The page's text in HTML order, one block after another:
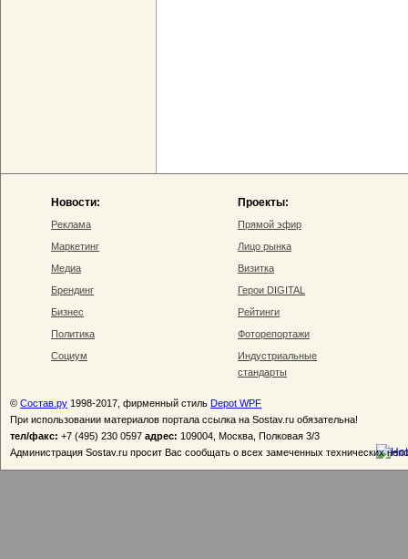
Новости:
Реклама
Маркетинг
Медиа
Брендинг
Бизнес
Политика
Социум
Проекты:
Прямой эфир
Лицо рынка
Визитка
Герои DIGITAL
Рейтинги
Фоторепортажи
Индустриальные
стандарты
© Состав.ру 1998-2017, фирменный стиль Depot WPF
При использовании материалов портала ссылка на Sostav.ru обязательна!
тел/факс: +7 (495) 230 0597 адрес: 109004, Москва, Полковая 3/3
Администрация Sostav.ru просит Вас сообщать о всех замеченных технических